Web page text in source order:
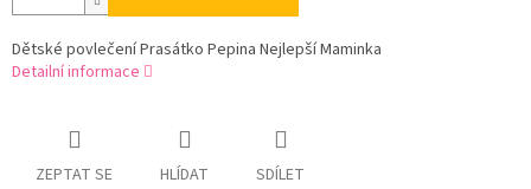
Dětské povlečení Prasátko Pepina Nejlepší Maminka
Detailní informace
ZEPTAT SE HLÍDAT SDÍLET